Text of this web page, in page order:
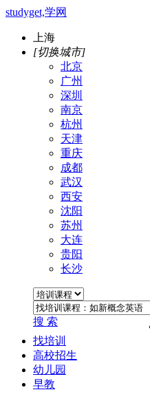
studyget,学网
上海
[切换城市]
北京
广州
深圳
南京
杭州
天津
重庆
成都
武汉
西安
沈阳
苏州
大连
贵阳
长沙
搜 索
找培训
高校招生
幼儿园
早教